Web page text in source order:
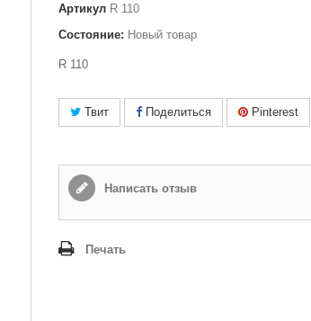
Артикул R 110
Состояние: Новый товар
R 110
Твит Поделиться Pinterest
Написать отзыв
Печать